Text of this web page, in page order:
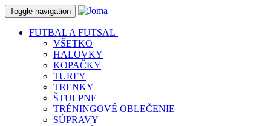
Toggle navigation
FUTBAL A FUTSAL
VŠETKO
HALOVKY
KOPAČKY
TURFY
TRENKY
ŠTULPNE
TRÉNINGOVÉ OBLEČENIE
SÚPRAVY